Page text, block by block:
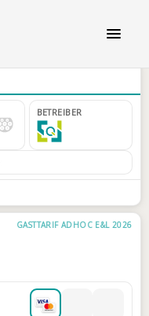
BETREIBER
GASTTARIF ADHOC E&L 2026